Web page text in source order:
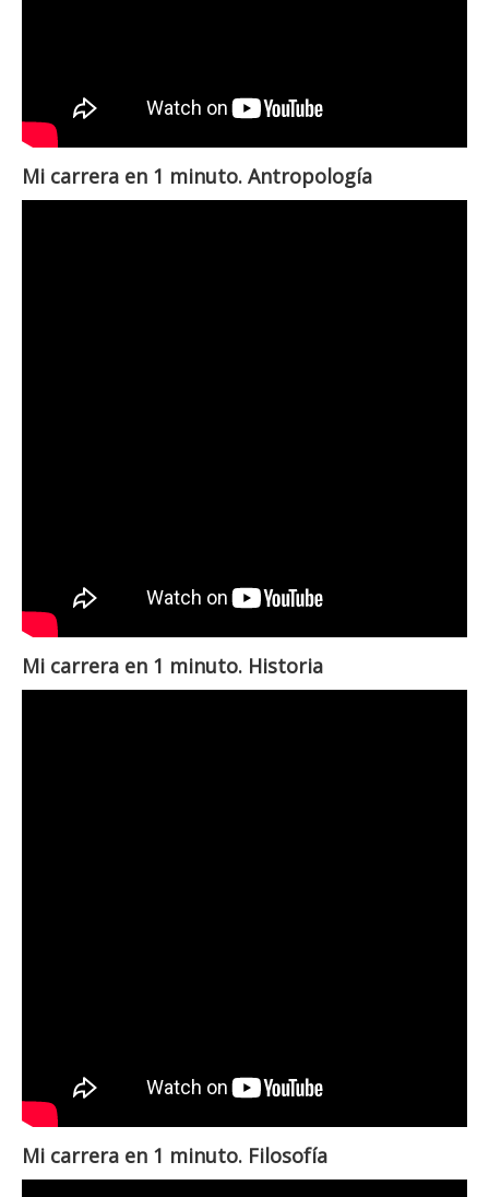
Mi carrera en 1 minuto. Antropología
Mi carrera en 1 minuto. Historia
Mi carrera en 1 minuto. Filosofía